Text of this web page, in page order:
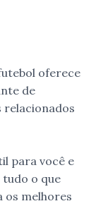
oferece
de
relacionados
para você e
o que
os melhores